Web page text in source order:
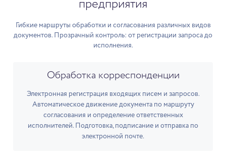
предприятия
Гибкие маршруты обработки и согласования различных видов
документов. Прозрачный контроль: от регистрации запроса до
исполнения.
Обработка корреспонденции
Электронная регистрация входящих писем и запросов.
Автоматическое движение документа по маршруту
согласования и определение ответственных
исполнителей. Подготовка, подписание и отправка по
электронной почте.